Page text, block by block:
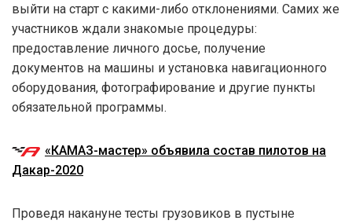
выйти на старт с какими-либо отклонениями. Самих же
участников ждали знакомые процедуры:
предоставление личного досье, получение
документов на машины и установка навигационного
оборудования, фотографирование и другие пункты
обязательной программы.
«КАМАЗ-мастер» объявила состав пилотов на
Дакар-2020
Проведя накануне тесты грузовиков в пустыне